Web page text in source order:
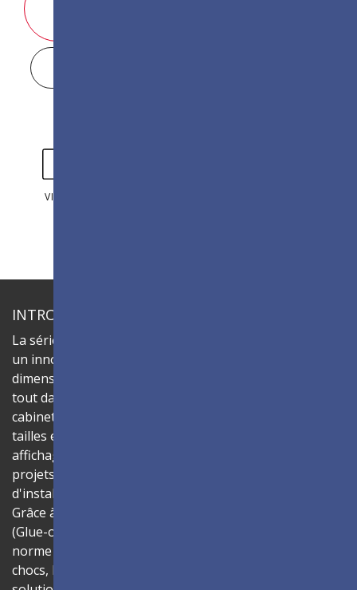
VIDÉOS
INTRODUCTION
La série ViewSonic LDC sont des écrans dvLED tout-en-
un innovants et personnalisables qui offrent des
dimensions flexibles et une installation simplifiée, le
tout dans une seule et même solution. Combinez les
cabinets LED LDC031-120 pour créer des murs vidéo de
tailles et de rapports d'aspect variés, offrant ainsi un
affichage numérique convaincant qui donne vie à vos
projets. Son design tout-en-un garantit un processus
d'installation sans soucis et un fonctionnement intuitif.
Grâce à la technologie de traitement de surface GOB
(Glue-on-Board), les modules LED conformes à la
norme IP54 offrent une protection renforcée contre les
chocs, la poussière et l'humidité, ce qui en fait la